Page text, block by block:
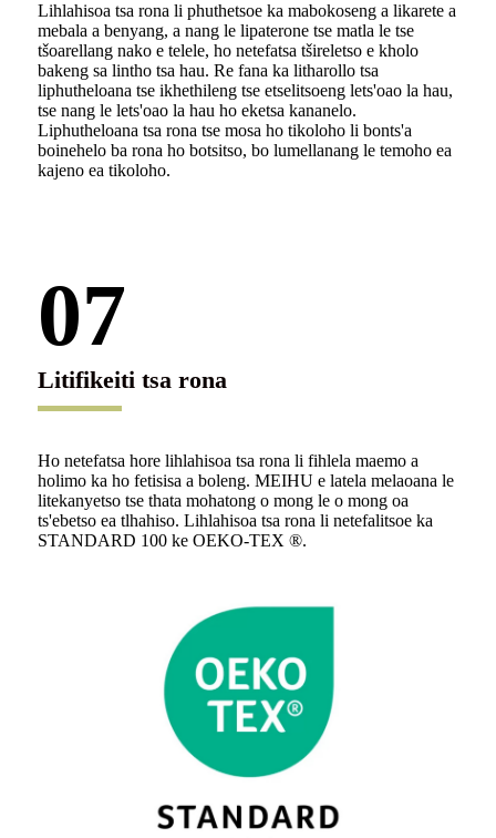
Lihlahisoa tsa rona li phuthetsoe ka mabokoseng a likarete a
mebala a benyang, a nang le lipaterone tse matla le tse
tšoarellang nako e telele, ho netefatsa tšireletso e kholo
bakeng sa lintho tsa hau. Re fana ka litharollo tsa
liphutheloana tse ikhethileng tse etselitsoeng lets'oao la hau,
tse nang le lets'oao la hau ho eketsa kananelo.
Liphutheloana tsa rona tse mosa ho tikoloho li bonts'a
boinehelo ba rona ho botsitso, bo lumellanang le temoho ea
kajeno ea tikoloho.
07
Litifikeiti tsa rona
Ho netefatsa hore lihlahisoa tsa rona li fihlela maemo a
holimo ka ho fetisisa a boleng. MEIHU e latela melaoana le
litekanyetso tse thata mohatong o mong le o mong oa
ts'ebetso ea tlhahiso. Lihlahisoa tsa rona li netefalitsoe ka
STANDARD 100 ke OEKO-TEX ®.